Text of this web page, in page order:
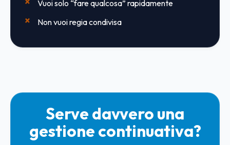
Vuoi solo “fare qualcosa” rapidamente
Non vuoi regia condivisa
Serve davvero una
gestione continuativa?